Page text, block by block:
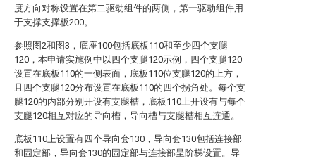
度方向对称设置在第二驱动组件的两侧，第一驱动组件用
于支撑支撑板200。
参照图2和图3，底座100包括底板110和至少四个支腿
120，本申请实施例中以四个支腿120示例，四个支腿120
设置在底板110的一侧表面，底板110位支腿120的上方，
且四个支腿120分布设置在底板110的四个拐角处。每个支
腿120的内部分别开设有支腿槽，底板110上开设有与每个
支腿120相互对应的导向槽，导向槽与支腿槽相互连通。
底板110上设置有四个导向套130，导向套130包括连接部
和固定部，导向套130的固定部与连接部呈阶梯设置。导